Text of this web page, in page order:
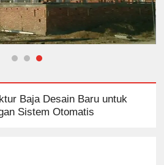
Baja Desain Baru untuk
Sistem Otomatis